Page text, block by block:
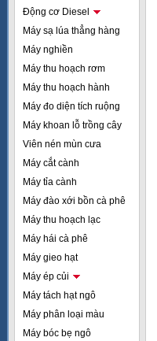
Động cơ Diesel
Máy sạ lúa thẳng hàng
Máy nghiền
Máy thu hoạch rơm
Máy thu hoạch hành
Máy đo diện tích ruộng
Máy khoan lỗ trồng cây
Viên nén mùn cưa
Máy cắt cành
Máy tỉa cành
Máy đào xới bồn cà phê
Máy thu hoạch lạc
Máy hái cà phê
Máy gieo hạt
Máy ép củi
Máy tách hạt ngô
Máy phân loại màu
Máy bóc bẹ ngô